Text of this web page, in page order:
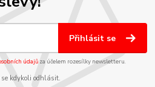
Přihlásit se
údajůza účelem rozesílky newsletteru.
se kdykoli odhlásit.